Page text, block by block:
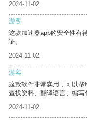
2024-11-02
游客
这款加速器app的安全性有
证。
2024-11-02
游客
这款软件非常实用，可以
查找资料、翻译语言、编写
2024-11-02